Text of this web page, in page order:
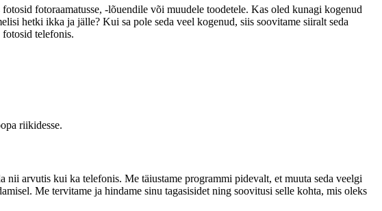
fotoraamatusse, -lõuendile või muudele toodetele. Kas oled kunagi kogenud
hetki ikka ja jälle? Kui sa pole seda veel kogenud, siis soovitame siiralt seda
telefonis.
riikidesse.
arvutis kui ka telefonis. Me täiustame programmi pidevalt, et muuta seda veelgi
Me tervitame ja hindame sinu tagasisidet ning soovitusi selle kohta, mis oleks